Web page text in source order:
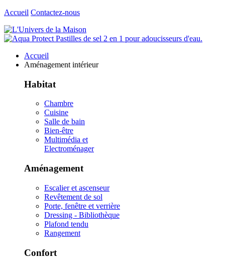
Accueil Contactez-nous
Accueil
Aménagement intérieur
Habitat
Chambre
Cuisine
Salle de bain
Bien-être
Multimédia et
Electroménager
Aménagement
Escalier et ascenseur
Revêtement de sol
Porte, fenêtre et verrière
Dressing - Bibliothèque
Plafond tendu
Rangement
Confort